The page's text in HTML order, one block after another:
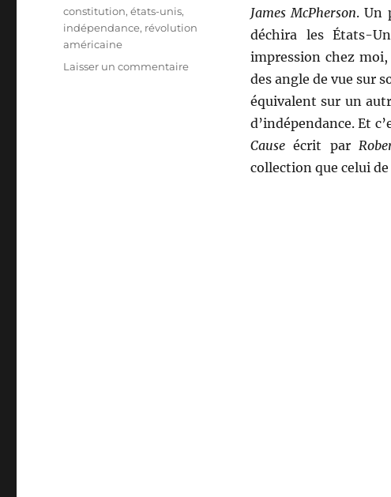
James McPherson. Un
déchira les États-
impression chez
des angle de vue sur
équivalent sur un
d’indépendance. Et
Causeécrit par
collection que celui de
Étiquettes
constitution,états-unis,
indépendance, révolution
américaine
Laisser un commentairesur
Middlekauff